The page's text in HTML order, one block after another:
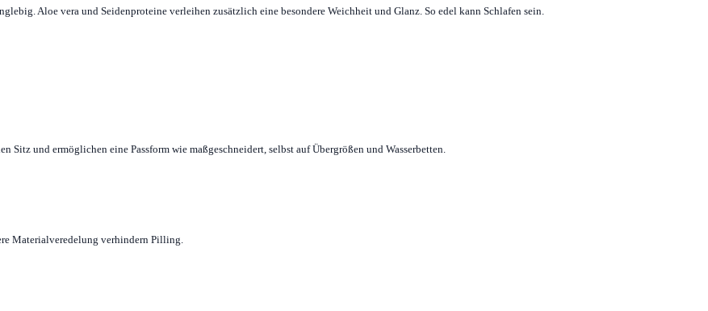
Aloe vera und Seidenproteine verleihen zusätzlich eine besondere Weichheit und Glanz. So edel kann Schlafen sein.
Sitz und ermöglichen eine Passform wie maßgeschneidert, selbst auf Übergrößen und Wasserbetten.
Materialveredelung verhindern Pilling.